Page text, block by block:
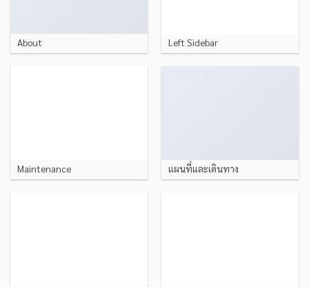
About Left Sidebar
Maintenance แผนที่และเดินทาง